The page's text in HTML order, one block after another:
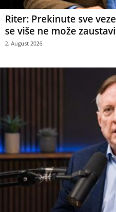
Riter: Prekinute sve
se više ne može
2. August 2026.